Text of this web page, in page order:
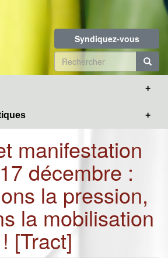
Syndiquez-vous
Formulaire
de
manifestation
décembre :
la pression,
la mobilisation
! [Tract]